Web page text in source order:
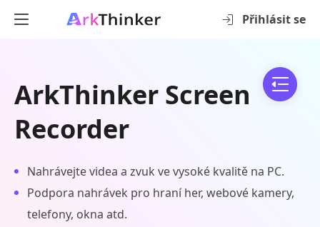
Přihlásit se
ArkThinker Screen
Recorder
Nahrávejte videa a zvuk ve vysoké kvalitě na PC.
Podpora nahrávek pro hraní her, webové kamery,
telefony, okna atd.